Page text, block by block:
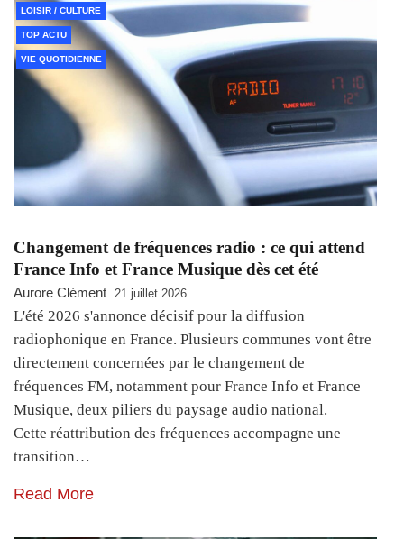
LOISIR / CULTURE
TOP ACTU
VIE QUOTIDIENNE
Changement de fréquences radio : ce qui attend
France Info et France Musique dès cet été
Aurore Clément 21 juillet 2026
L'été 2026 s'annonce décisif pour la diffusion
radiophonique en France. Plusieurs communes vont être
directement concernées par le changement de
fréquences FM, notamment pour France Info et France
Musique, deux piliers du paysage audio national.
Cette réattribution des fréquences accompagne une
transition…
Read More